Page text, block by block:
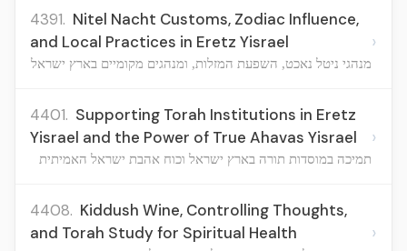
4391. Nitel Nacht Customs, Zodiac Influence,
and Local Practices in Eretz Yisrael
מנהגי ניטל נאכט, השפעת המזלות, ומנהגים מקומיים בארץ ישראל
›
4401. Supporting Torah Institutions in Eretz
Yisrael and the Power of True Ahavas Yisrael
תמיכה במוסדות תורה בארץ ישראל וכוח אהבת ישראל האמיתית
›
4408. Kiddush Wine, Controlling Thoughts,
and Torah Study for Spiritual Health
›